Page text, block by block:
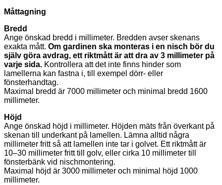
Måttagning
Bredd
Ange önskad bredd i millimeter. Bredden avser skenans
exakta mått. Om gardinen ska monteras i en nisch bör du
själv göra avdrag, ett riktmått är att dra av 3 millimeter på
varje sida. Kontrollera att det inte finns hinder som
lamellerna kan fastna i, till exempel dörr- eller
fönsterhandtag.
Maximal bredd är 7000 millimeter och minimal bredd 1600
millimeter.
Höjd
Ange önskad höjd i millimeter. Höjden mäts från överkant på
skenan till underkant på lamellen. Lämna alltid några
millimeter fritt så att lamellen inte tar i golvet. Ett riktmått är
10–30 millimeter fritt till golv, eller cirka 10 millimeter till
fönsterbänk vid nischmontering.
Maximal höjd är 3000 millimeter och minimal höjd 1000
millimeter.